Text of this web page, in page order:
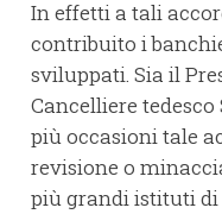
In effetti a tali
contribuito i
sviluppati. Sia il
Cancelliere
più occasioni tale
revisione o
più grandi istituti di